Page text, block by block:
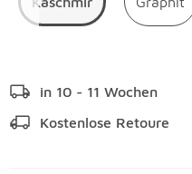
in 10 - 11 Wochen
Kostenlose Retoure